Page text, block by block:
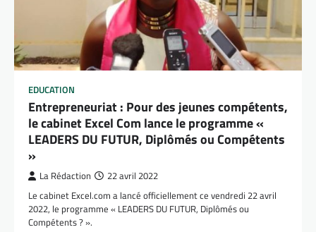
EDUCATION
Entrepreneuriat : Pour des jeunes compétents,
le cabinet Excel Com lance le programme «
LEADERS DU FUTUR, Diplômés ou Compétents
»
La Rédaction 22 avril 2022
Le cabinet Excel.com a lancé officiellement ce vendredi 22 avril
2022, le programme « LEADERS DU FUTUR, Diplômés ou
Compétents ? ».